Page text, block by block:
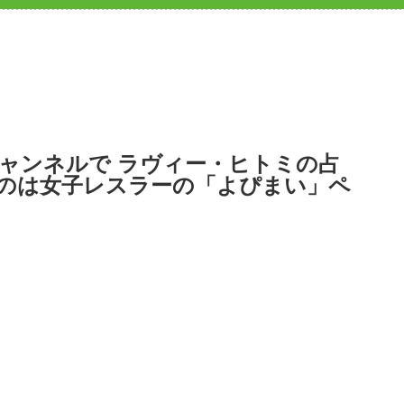
ンネルで ラヴィー・ヒトミの占
は女子レスラーの「よぴまい」ペ